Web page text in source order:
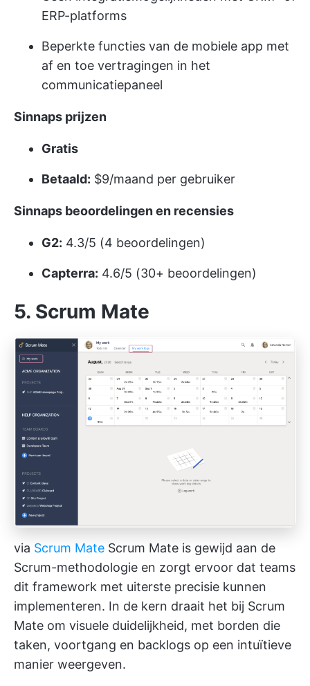
ERP-platforms
Beperkte functies van de mobiele app met
af en toe vertragingen in het
communicatiepaneel
Sinnaps prijzen
Gratis
Betaald: $9/maand per gebruiker
Sinnaps beoordelingen en recensies
G2: 4.3/5 (4 beoordelingen)
Capterra: 4.6/5 (30+ beoordelingen)
5. Scrum Mate
via Scrum Mate Scrum Mate is gewijd aan de
Scrum-methodologie en zorgt ervoor dat teams
dit framework met uiterste precisie kunnen
implementeren. In de kern draait het bij Scrum
Mate om visuele duidelijkheid, met borden die
taken, voortgang en backlogs op een intuïtieve
manier weergeven.